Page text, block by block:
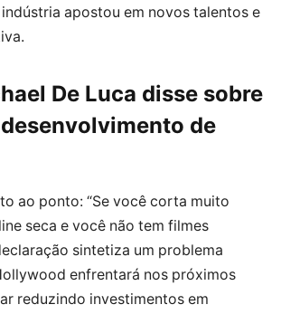
apostou em novos talentos e
De Luca disse sobre
de
ao ponto: “Se você corta muito
seca e você não tem filmes
sintetiza um problema
enfrentará nos próximos
reduzindo investimentos em